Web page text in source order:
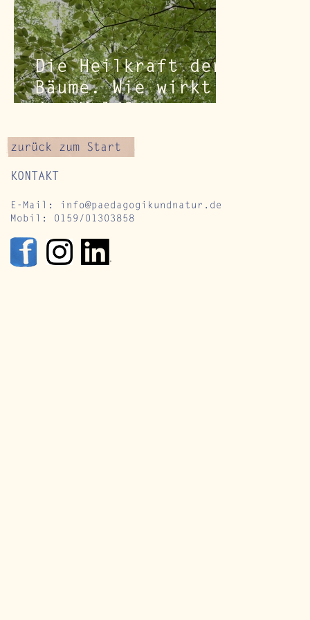
Die Heilkraft der
Bäume. Wie wirkt
zurück zum Start
KONTAKT
E-Mail:
info@paedagogikundnatur.de
Mobil: 0159/01303858